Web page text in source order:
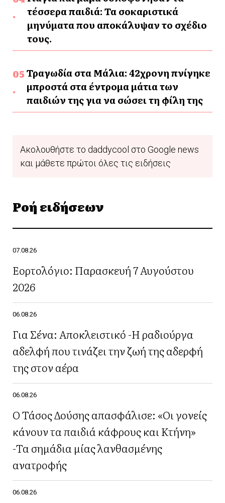
τέσσερα παιδιά: Τα σοκαριστικά
μηνύματα που αποκάλυψαν το σχέδιο
τους.
Τραγωδία στα Μάλια: 42χρονη πνίγηκε
μπροστά στα έντρομα μάτια των
παιδιών της για να σώσει τη φίλη της
Ακολουθήστε το daddycool στο Google news
και μάθετε πρώτοι όλες τις ειδήσεις
Ροή ειδήσεων
07.08.26
Εορτολόγιο: Παρασκευή 7 Αυγούστου
2026
06.08.26
Για Σένα: Αποκλειστικό -Η ραδιούργα
αδελφή που τινάζει την ζωή της αδερφή
της στον αέρα
06.08.26
Ο Τάσος Δούσης απασφάλισε: «Οι γονείς
κάνουν τα παιδιά κάφρους και Κτήνη»
-Τα σημάδια μίας λανθασμένης
ανατροφής
06.08.26